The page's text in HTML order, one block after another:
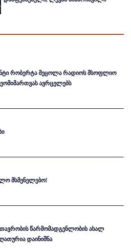
რობერტა მეცოლა რადიოს მსოფლიო
ავრცელებს
მსმენელებო!
წარმომადგენლობის ახალ
დაინიშნა